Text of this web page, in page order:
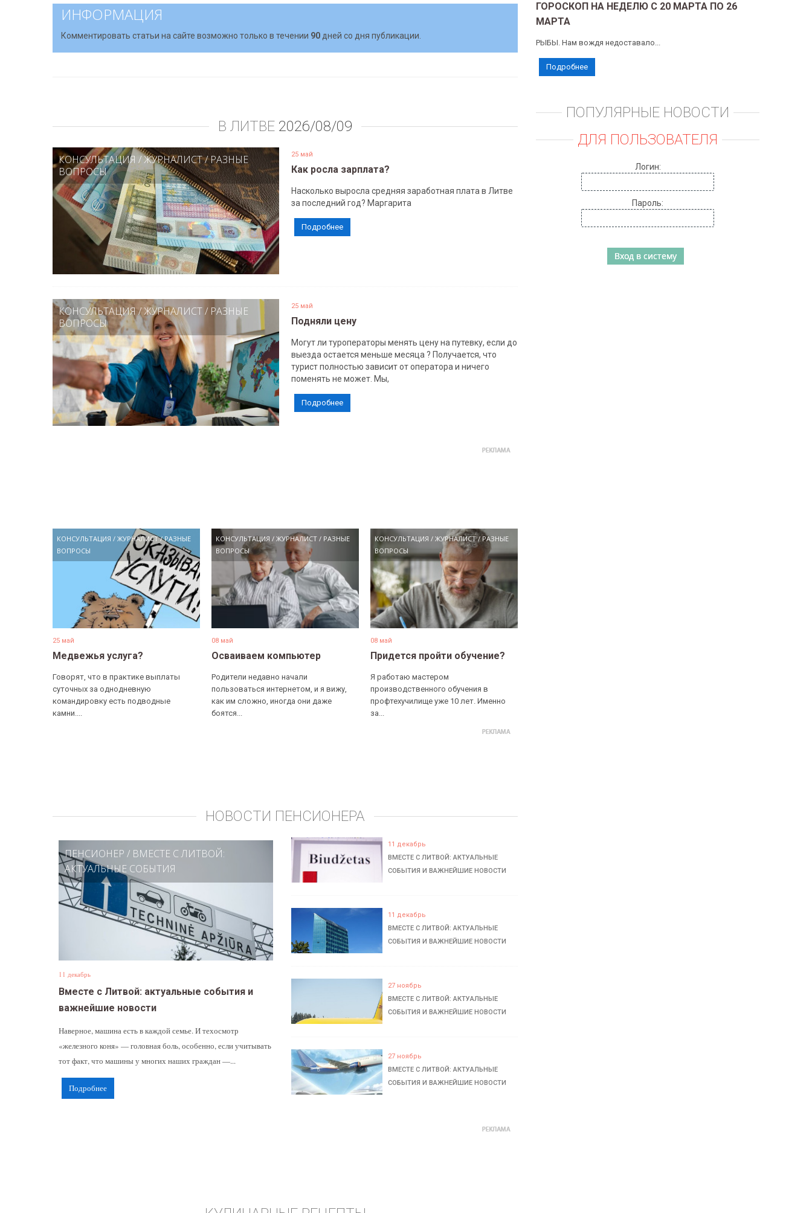
ИНФОРМАЦИЯ
Комментировать статьи на сайте возможно только в течении 90 дней со дня публикации.
В ЛИТВЕ 2026/08/09
КОНСУЛЬТАЦИЯ /ЖУРНАЛИСТ/РАЗНЫЕ
ВОПРОСЫ
25 май
Как росла зарплата?
Насколько выросла средняя заработная плата в Литве
за последний год? Маргарита
Подробнее
КОНСУЛЬТАЦИЯ/ЖУРНАЛИСТ/ РАЗНЫЕ
ВОПРОСЫ
25 май
Подняли цену
Могут ли туроператоры менять цену на путевку, если до
выезда остается меньше месяца ? Получается, что
турист полностью зависит от оператора и ничего
поменять не может. Мы,
Подробнее
КОНСУЛЬТАЦИЯ / ЖУРНАЛИСТ/РАЗНЫЕ
ВОПРОСЫ
25 май
Медвежья услуга?
Говорят, что в практике выплаты
суточных за однодневную
командировку есть подводные
камни....
КОНСУЛЬТАЦИЯ /ЖУРНАЛИСТ / РАЗНЫЕ
ВОПРОСЫ
08 май
Осваиваем компьютер
Родители недавно начали
пользоваться интернетом, и я вижу,
как им сложно, иногда они даже
боятся...
КОНСУЛЬТАЦИЯ /ЖУРНАЛИСТ/ РАЗНЫЕ
ВОПРОСЫ
08 май
Придется пройти обучение?
Я работаю мастером
производственного обучения в
профтехучилище уже 10 лет. Именно
за...
НОВОСТИ ПЕНСИОНЕРА
ПЕНСИОНЕР / ВМЕСТЕ С ЛИТВОЙ:
АКТУАЛЬНЫЕ СОБЫТИЯ
11 декабрь
Вместе с Литвой: актуальные события и
важнейшие новости
Наверное, машина есть в каждой семье. И техосмотр
«железного коня» — головная боль, особенно, если учитывать
тот факт, что машины у многих наших граждан —...
Подробнее
11 декабрь
ВМЕСТЕ С ЛИТВОЙ: АКТУАЛЬНЫЕ
СОБЫТИЯ И ВАЖНЕЙШИЕ НОВОСТИ
11 декабрь
ВМЕСТЕ С ЛИТВОЙ: АКТУАЛЬНЫЕ
СОБЫТИЯ И ВАЖНЕЙШИЕ НОВОСТИ
27 ноябрь
ВМЕСТЕ С ЛИТВОЙ: АКТУАЛЬНЫЕ
СОБЫТИЯ И ВАЖНЕЙШИЕ НОВОСТИ
27 ноябрь
ВМЕСТЕ С ЛИТВОЙ: АКТУАЛЬНЫЕ
СОБЫТИЯ И ВАЖНЕЙШИЕ НОВОСТИ
ГОРОСКОП НА НЕДЕЛЮ С 20 МАРТА ПО 26
МАРТА
РЫБЫ. Нам вождя недоставало...
Подробнее
ПОПУЛЯРНЫЕ НОВОСТИ
ДЛЯ ПОЛЬЗОВАТЕЛЯ
Логин:
Пароль: